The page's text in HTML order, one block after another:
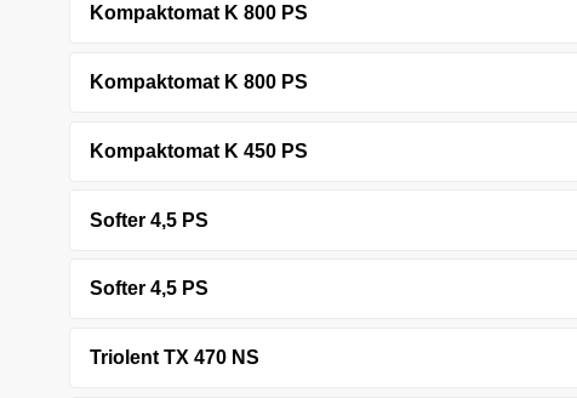
Kompaktomat K 800 PS
Kompaktomat K 800 PS
Kompaktomat K 450 PS
Softer 4,5 PS
Softer 4,5 PS
Triolent TX 470 NS